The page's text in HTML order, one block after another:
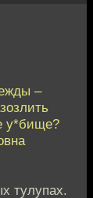
–
у*бище?
тулупах.